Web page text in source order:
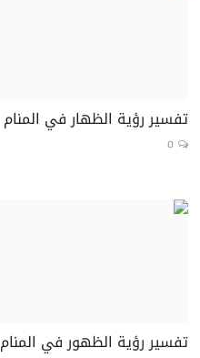
تفسير رؤية الظهار في المنام
0
تفسير رؤية الظهور في المنام